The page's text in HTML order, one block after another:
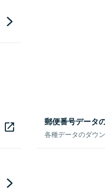
郵便番号データ
各種データのダウ